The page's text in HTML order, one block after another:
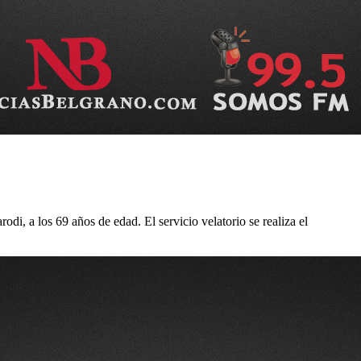
a los 69 años de edad. El servicio velatorio se realiza el